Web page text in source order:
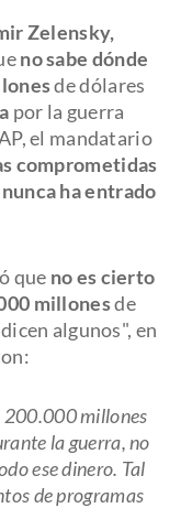
Zelensky,
no sabe dónde
de dólares
por la guerra
el mandatario
comprometidas
nunca ha entrado
que no es cierto
millonesde
algunos", en
200.000 millones
la guerra, no
ese dinero. Tal
de programas